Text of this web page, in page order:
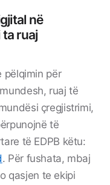
në
ta ruaj
pëlqimin për
ruaj të
çregjistrimi,
të
të EDPB këtu:
. Për fushata, mbaj
qasjen te ekipi